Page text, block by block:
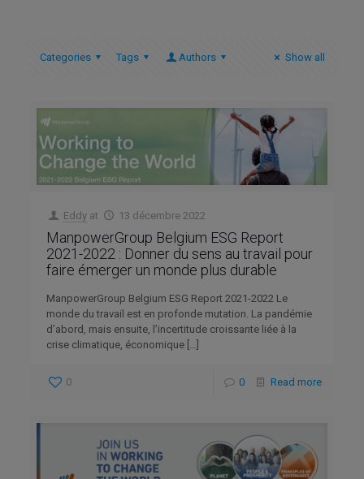
Categories Tags Authors Show all
Eddy at 13 décembre 2022
ManpowerGroup Belgium ESG Report
2021-2022 : Donner du sens au travail pour
faire émerger un monde plus durable
ManpowerGroup Belgium ESG Report 2021-2022 Le
monde du travail est en profonde mutation. La pandémie
d’abord, mais ensuite, l’incertitude croissante liée à la
crise climatique, économique […]
0 0 Read more